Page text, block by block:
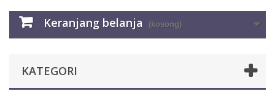
Keranjang belanja (kosong)
KATEGORI